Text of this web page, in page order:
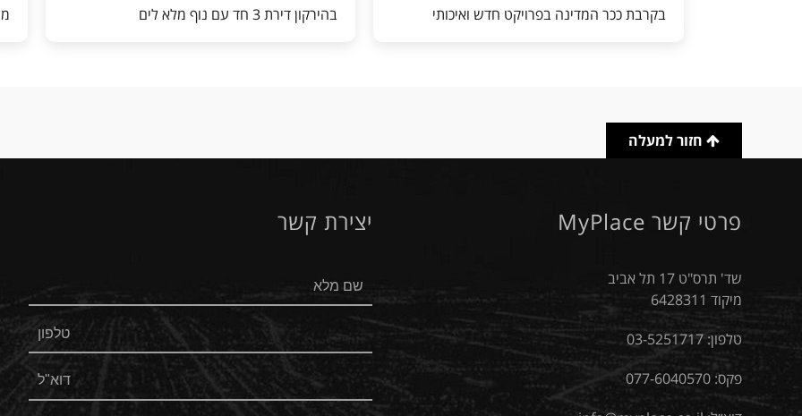
בקרבת ככר המדינה בפרויקט חדש ואיכותי בהירקון דירת 3 חד עם נוף מלא לים
חזור למעלה
פרטי קשר MyPlace
שד' תרס"ט 17 תל אביב
מיקוד 6428311
טלפון:03-5251717
פקס: 077-6040570
יצירת קשר